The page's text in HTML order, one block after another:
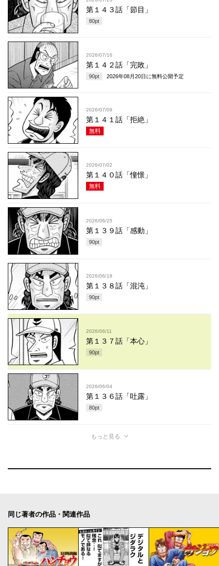
第１４３話「節目」
80pt
2026/07/16
第１４２話「完敗」
90pt 2026年08月20日 に無料公開予定
2026/07/09
第１４１話「拒絶」
無料
2026/07/02
第１４０話「憧憬」
無料
2026/06/25
第１３９話「感動」
90pt
2026/06/18
第１３８話「混沌」
90pt
2026/06/11
第１３７話「本心」
90pt
2026/06/04
第１３６話「吐露」
80pt
もっと見る
同じ著者の作品・関連作品